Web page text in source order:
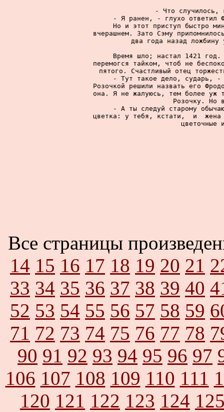
- Что случилось,
- Я ранен, - глухо ответил
Но и этот приступ быстро
вчерашнем. Зато Сэму
два года назад ложбину
Время шло; настал 1421
перемогся тайком, чтоб не
пятого. Счастливый отец
- Тут такое дело, сударь,
Розочкой решили назвать его
она. Я не жалуюсь, тем более уж
Розочку. Но
- А ты следуй старому
цветка: у тебя, кстати,  и  жена
цветочные
Все страницы
14 15 16 17 18 19 20 21
33 34 35 36 37 38 39 40
52 53 54 55 56 57 58 59
71 72 73 74 75 76 77 78
90 91 92 93 94 95 96 97
106 107 108 109 110 111
120 121 122 123 124